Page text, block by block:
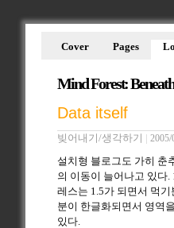
Mind Forest:
Cover Pages
Data itself
빚어내기/생각하기 2005/
설치형 블로그도 가히 춘
의 이동이 늘어나고 있다
레스는 1.5가 되면서 먹
분이 한글화되면서 영역
있다.